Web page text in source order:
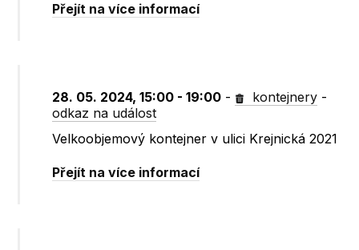
Přejít na více informací
28. 05. 2024, 15:00 - 19:00 - kontejnery -
odkaz na událost
Velkoobjemový kontejner v ulici Krejnická 2021
Přejít na více informací